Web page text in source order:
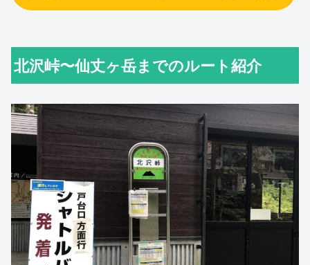
北沢峠〜仙丈ヶ岳までのルート紹介